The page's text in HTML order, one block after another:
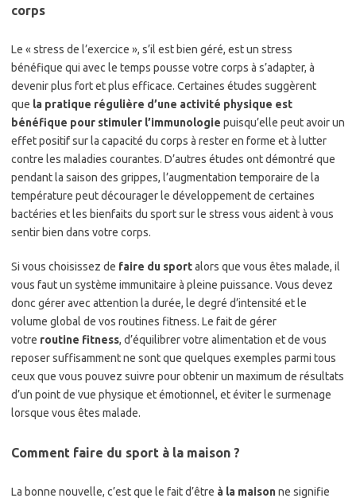
corps
Le « stress de l’exercice », s’il est bien géré, est un stress
bénéfique qui avec le temps pousse votre corps à s’adapter, à
devenir plus fort et plus efficace. Certaines études suggèrent
que la pratique régulière d’une activité physique est
bénéfique pour stimuler l’immunologie puisqu’elle peut avoir un
effet positif sur la capacité du corps à rester en forme et à lutter
contre les maladies courantes. D’autres études ont démontré que
pendant la saison des grippes, l’augmentation temporaire de la
température peut décourager le développement de certaines
bactéries et les bienfaits du sport sur le stress vous aident à vous
sentir bien dans votre corps.
Si vous choisissez de faire du sportalors que vous êtes malade, il
vous faut un système immunitaire à pleine puissance. Vous devez
donc gérer avec attention la durée, le degré d’intensité et le
volume global de vos routines fitness. Le fait de gérer
votre routine fitness, d’équilibrer votre alimentation et de vous
reposer suffisamment ne sont que quelques exemples parmi tous
ceux que vous pouvez suivre pour obtenir un maximum de résultats
d’un point de vue physique et émotionnel, et éviter le surmenage
lorsque vous êtes malade.
Comment faire du sport à la maison ?
La bonne nouvelle, c’est que le fait d’être à la maisonne signifie